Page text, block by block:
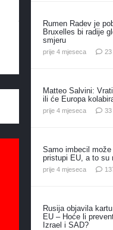
Rumen Radev je
Bruxelles bi radije
smjeru
prije 4 mjeseca 23
Matteo Salvini:
ili će Europa
prije 4 mjeseca 33
Samo imbecil može
pristupi EU, a to su
prije 4 mjeseca
Rusija objavila
EU – Hoće li
Izrael i SAD?